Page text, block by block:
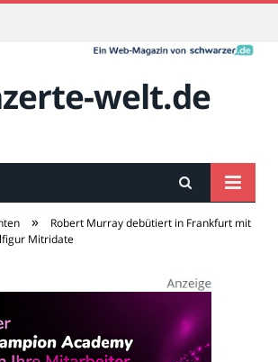
welt.de
»
Robert Murray debütiert in Frankfurt mit
Mitridate